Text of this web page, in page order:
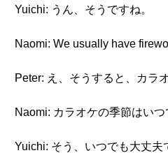
Yuichi: うん、そうですね。
Naomi: We usually have
Peter: え、そうすると、カラ
Naomi: カラオケの季節はいつ
Yuichi: そう、いつでも大丈夫